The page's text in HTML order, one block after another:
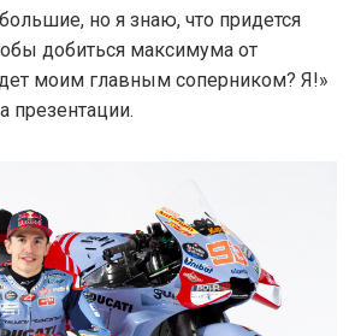
но я знаю, что придется
добиться максимума от
моим главным соперником? Я!»
презентации.